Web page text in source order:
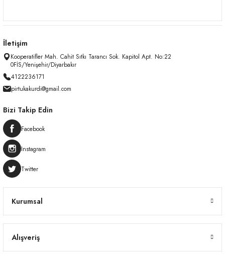
İletişim
Kooperatifler Mah. Cahit Sıtkı Tarancı Sok. Kapitol Apt. No:22
0FİS/Yenişehir/Diyarbakır
4122236171
pirtukakurdi@gmail.com
Kurumsal
Alışveriş
Bizi Takip Edin
Facebook
Instagram
Twitter